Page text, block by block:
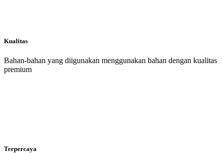
Kualitas
Bahan-bahan yang diigunakan menggunakan bahan dengan kualitas
premium
Terpercaya